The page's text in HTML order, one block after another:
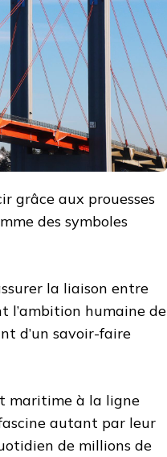
grâce aux prouesses
des symboles
la liaison entre
l’ambition humaine de
d’un savoir-faire
maritime à la ligne
autant par leur
de millions de